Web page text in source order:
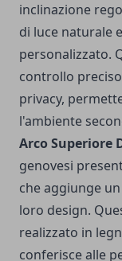
inclinazione
di luce naturale
personalizzato.
controllo
privacy,
l'ambiente
Arco Superiore
genovesi
che aggiunge
loro design.
realizzato in
conferisce alle